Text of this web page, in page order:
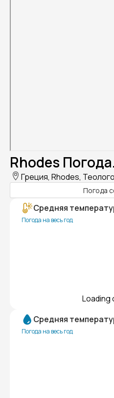
Rhodes
Греция, Rhodes,
Погода
Средняя
Погода на весь год
Loading
Средняя
Погода на весь год